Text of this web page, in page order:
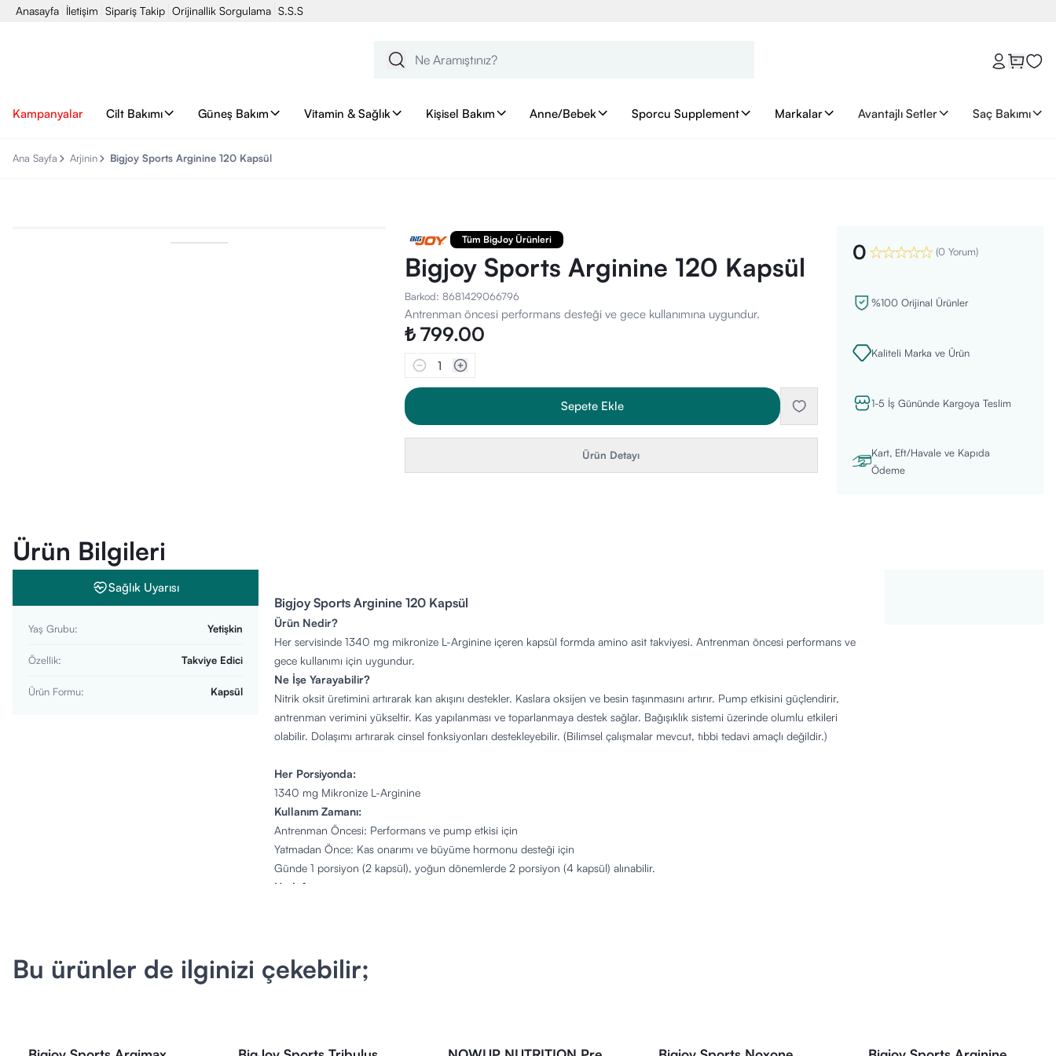
Anasayfa İletişim Sipariş Takip Orijinallik Sorgulama S.S.S
Kampanyalar Cilt Bakımı Güneş Bakım Vitamin & Sağlık Kişisel Bakım Anne/Bebek Sporcu Supplement Markalar Avantajlı Setler Saç Bakımı
Ana Sayfa Arjinin Bigjoy Sports Arginine 120 Kapsül
Tüm BigJoy Ürünleri
Bigjoy Sports Arginine 120 Kapsül
Barkod: 8681429066796
Antrenman öncesi performans desteği ve gece kullanımına uygundur.
₺ 799.00
1
Sepete Ekle
Ürün Detayı
0 (0 Yorum)
%100 Orijinal Ürünler
Kaliteli Marka ve Ürün
1-5 İş Gününde Kargoya Teslim
Kart, Eft/Havale ve Kapıda
Ödeme
Ürün Bilgileri
Sağlık Uyarısı
Yaş Grubu: Yetişkin
Özellik: Takviye Edici
Ürün Formu: Kapsül
Bigjoy Sports Arginine 120 Kapsül
Ürün Nedir?
Her servisinde 1340 mg mikronize L-Arginine içeren kapsül formda amino asit takviyesi. Antrenman öncesi performans ve
gece kullanımı için uygundur.
Ne İşe Yarayabilir?
Nitrik oksit üretimini artırarak kan akışını destekler. Kaslara oksijen ve besin taşınmasını artırır. Pump etkisini güçlendirir,
antrenman verimini yükseltir. Kas yapılanması ve toparlanmaya destek sağlar. Bağışıklık sistemi üzerinde olumlu etkileri
olabilir. Dolaşımı artırarak cinsel fonksiyonları destekleyebilir. (Bilimsel çalışmalar mevcut, tıbbi tedavi amaçlı değildir.)
Her Porsiyonda:
1340 mg Mikronize L-Arginine
Kullanım Zamanı:
Antrenman Öncesi: Performans ve pump etkisi için
Yatmadan Önce: Kas onarımı ve büyüme hormonu desteği için
Günde 1 porsiyon (2 kapsül), yoğun dönemlerde 2 porsiyon (4 kapsül) alınabilir.
Hedef:
Antrenman öncesi ve gece kullanımı
Kapsül form, kolay taşıma ve tüketim
Bu ürünler de ilginizi çekebilir;